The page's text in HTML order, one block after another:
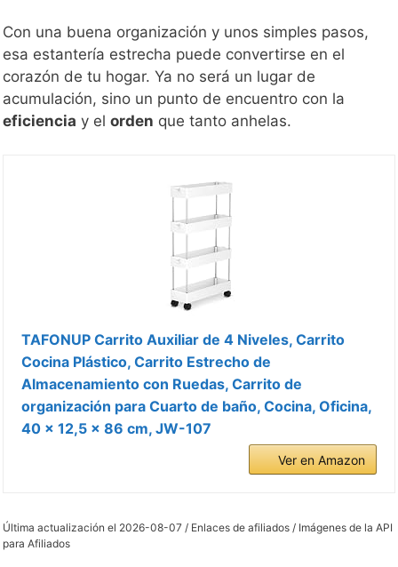
Con una buena organización y unos simples pasos,
esa estantería estrecha puede convertirse en el
corazón de tu hogar. Ya no será un lugar de
acumulación, sino un punto de encuentro con la
eficiencia y el orden que tanto anhelas.
TAFONUP Carrito Auxiliar de 4 Niveles, Carrito
Cocina Plástico, Carrito Estrecho de
Almacenamiento con Ruedas, Carrito de
organización para Cuarto de baño, Cocina, Oficina,
40 x 12,5 x 86 cm, JW-107
Ver en Amazon
Última actualización el 2026-08-07 / Enlaces de afiliados / Imágenes de la API
para Afiliados